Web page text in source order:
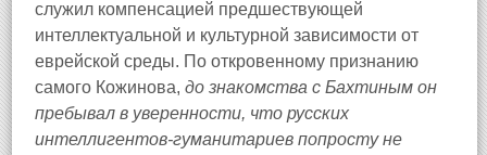
служил компенсацией предшествующей
интеллектуальной и культурной зависимости от
еврейской среды. По откровенному признанию
самого Кожинова, до знакомства с Бахтиным он
пребывал в уверенности, что русских
интеллигентов-гуманитариев попросту не